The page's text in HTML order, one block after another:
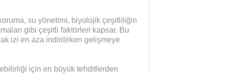
su yönetimi, biyolojik çeşitliliğin
gibi çeşitli faktörleri kapsar. Bu
izi en aza indirilirken gelişmeye
için en büyük tehditlerden